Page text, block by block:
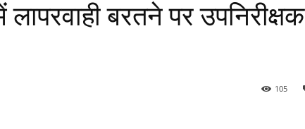
बरतने पर उपनिरीक्षक
105